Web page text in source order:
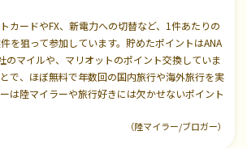
カードやFX、新電力への切替など、1件あたりの
を狙って参加しています。貯めたポイントはANA
のマイルや、マリオットのポイント交換していま
で、ほぼ無料で年数回の国内旅行や海外旅行を実
は陸マイラーや旅行好きには欠かせないポイント
（陸マイラー/ブロガー）